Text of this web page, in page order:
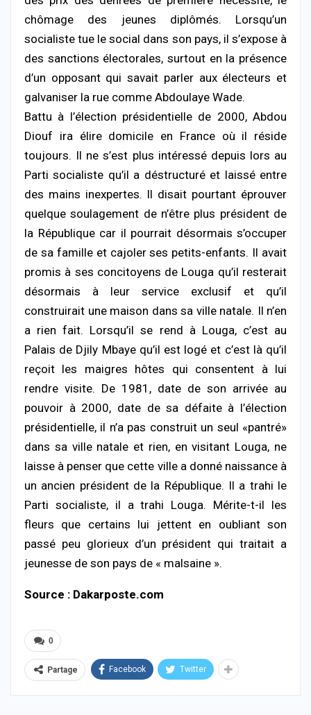
chômage des jeunes diplômés. Lorsqu’un
socialiste tue le social dans son pays, il s’expose à
des sanctions électorales, surtout en la présence
d’un opposant qui savait parler aux électeurs et
galvaniser la rue comme Abdoulaye Wade.
Battu à l’élection présidentielle de 2000, Abdou
Diouf ira élire domicile en France où il réside
toujours. Il ne s’est plus intéressé depuis lors au
Parti socialiste qu’il a déstructuré et laissé entre
des mains inexpertes. Il disait pourtant éprouver
quelque soulagement de n’être plus président de
la République car il pourrait désormais s’occuper
de sa famille et cajoler ses petits-enfants. Il avait
promis à ses concitoyens de Louga qu’il resterait
désormais à leur service exclusif et qu’il
construirait une maison dans sa ville natale. Il n’en
a rien fait. Lorsqu’il se rend à Louga, c’est au
Palais de Djily Mbaye qu’il est logé et c’est là qu’il
reçoit les maigres hôtes qui consentent à lui
rendre visite. De 1981, date de son arrivée au
pouvoir à 2000, date de sa défaite à l’élection
présidentielle, il n’a pas construit un seul «pantré»
dans sa ville natale et rien, en visitant Louga, ne
laisse à penser que cette ville a donné naissance à
un ancien président de la République. Il a trahi le
Parti socialiste, il a trahi Louga. Mérite-t-il les
fleurs que certains lui jettent en oubliant son
passé peu glorieux d’un président qui traitait a
jeunesse de son pays de « malsaine ».
Source : Dakarposte.com
0
Partage Facebook Twitter